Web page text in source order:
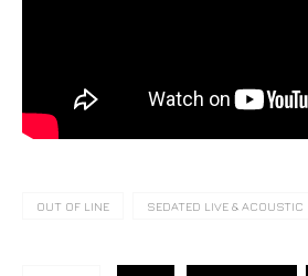
OUT OF LINE SEDATED LIVE & ACOUSTIC